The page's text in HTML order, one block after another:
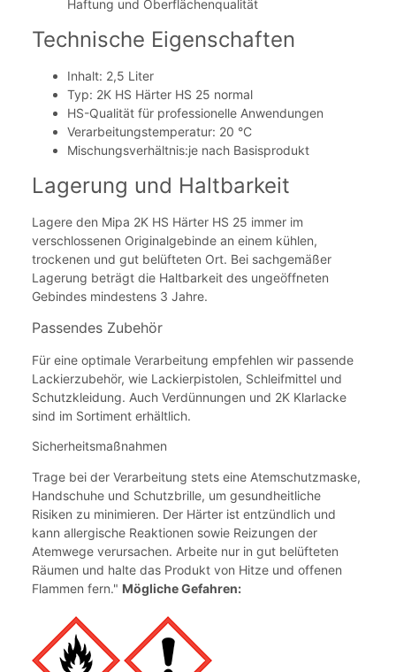
Haftung und Oberflächenqualität
Technische Eigenschaften
Inhalt: 2,5 Liter
Typ: 2K HS Härter HS 25 normal
HS-Qualität für professionelle Anwendungen
Verarbeitungstemperatur: 20 °C
Mischungsverhältnis:je nach Basisprodukt
Lagerung und Haltbarkeit
Lagere den Mipa 2K HS Härter HS 25 immer im
verschlossenen Originalgebinde an einem kühlen,
trockenen und gut belüfteten Ort. Bei sachgemäßer
Lagerung beträgt die Haltbarkeit des ungeöffneten
Gebindes mindestens 3 Jahre.
Passendes Zubehör
Für eine optimale Verarbeitung empfehlen wir passende
Lackierzubehör, wie Lackierpistolen, Schleifmittel und
Schutzkleidung. Auch Verdünnungen und 2K Klarlacke
sind im Sortiment erhältlich.
Sicherheitsmaßnahmen
Trage bei der Verarbeitung stets eine Atemschutzmaske,
Handschuhe und Schutzbrille, um gesundheitliche
Risiken zu minimieren. Der Härter ist entzündlich und
kann allergische Reaktionen sowie Reizungen der
Atemwege verursachen. Arbeite nur in gut belüfteten
Räumen und halte das Produkt von Hitze und offenen
Flammen fern." Mögliche Gefahren: